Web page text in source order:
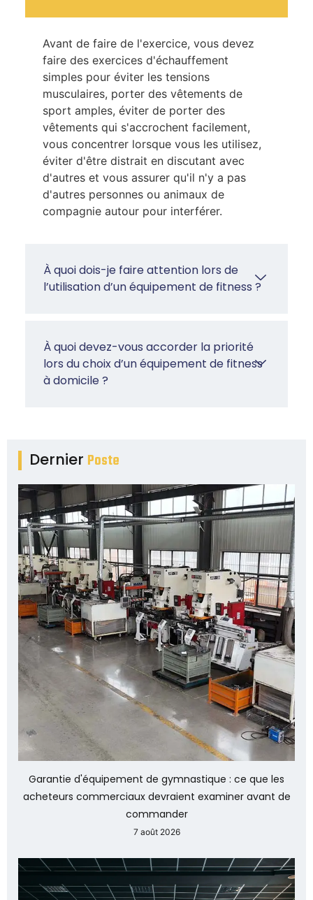
Avant de faire de l'exercice, vous devez
faire des exercices d'échauffement
simples pour éviter les tensions
musculaires, porter des vêtements de
sport amples, éviter de porter des
vêtements qui s'accrochent facilement,
vous concentrer lorsque vous les utilisez,
éviter d'être distrait en discutant avec
d'autres et vous assurer qu'il n'y a pas
d'autres personnes ou animaux de
compagnie autour pour interférer.
À quoi dois-je faire attention lors de
l’utilisation d’un équipement de fitness ?
À quoi devez-vous accorder la priorité
lors du choix d’un équipement de fitness
à domicile ?
Dernier Poste
Garantie d'équipement de gymnastique : ce que les
acheteurs commerciaux devraient examiner avant de
commander
7 août 2026